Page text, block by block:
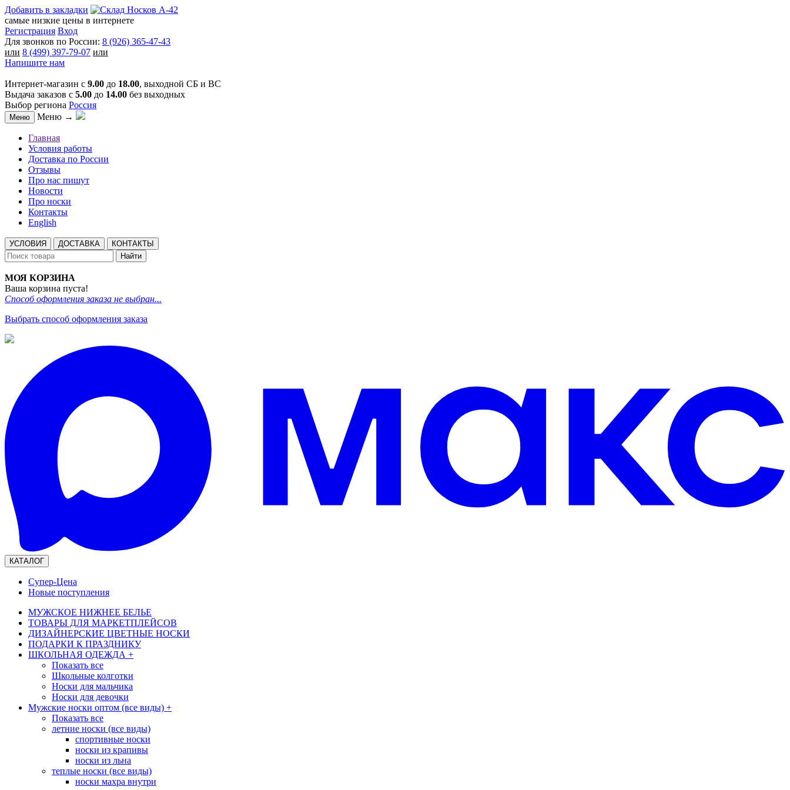
Добавить в закладки
самые низкие цены в интернете
Регистрация Вход
Для звонков по России: 8 (926) 365-47-43
или 8 (499) 397-79-07 или
Напишите нам
Интернет-магазин с 9.00 до 18.00, выходной СБ и ВС
Выдача заказов с 5.00 до 14.00 без выходных
Выбор региона Россия
Меню Меню →
Главная
Условия работы
Доставка по России
Отзывы
Про нас пишут
Новости
Про носки
Контакты
English
УСЛОВИЯ ДОСТАВКА
КОНТАКТЫ
Найти
МОЯ КОРЗИНА
Ваша корзина пуста!
Способ оформления заказа не выбран...
Выбрать способ оформления заказа
КАТАЛОГ
Супер-Цена
Новые поступления
МУЖСКОЕ НИЖНЕЕ БЕЛЬЕ
ТОВАРЫ ДЛЯ МАРКЕТПЛЕЙСОВ
ДИЗАЙНЕРСКИЕ ЦВЕТНЫЕ НОСКИ
ПОДАРКИ К ПРАЗДНИКУ
ШКОЛЬНАЯ ОДЕЖДА +
Показать все
Школьные колготки
Носки для мальчика
Носки для девочки
Мужские носки оптом (все виды) +
Показать все
летние носки (все виды)
спортивные носки
носки из крапивы
носки из льна
теплые носки (все виды)
носки махра внутри